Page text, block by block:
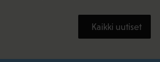
Kaikki uutiset